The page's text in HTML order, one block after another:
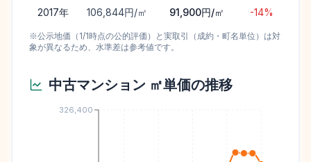
2017年 106,844円/㎡ 91,900円/㎡ -14%
※公示地価（1/1時点の公的評価）と実取引（成約・町名単位）は対
象が異なるため、水準差は参考値です。
中古マンション ㎡単価の推移
326,400